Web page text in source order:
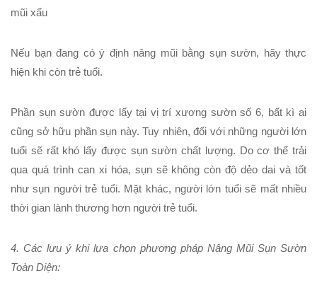
mũi xấu
Nếu bạn đang có ý định nâng mũi bằng sụn sườn, hãy thực
hiện khi còn trẻ tuổi.
Phần sụn sườn được lấy tại vị trí xương sườn số 6, bất kì ai
cũng sở hữu phần sụn này. Tuy nhiên, đối với những người lớn
tuổi sẽ rất khó lấy được sụn sườn chất lượng. Do cơ thể trải
qua quá trình can xi hóa, sụn sẽ không còn độ dẻo dai và tốt
như sụn người trẻ tuổi. Mặt khác, người lớn tuổi sẽ mất nhiều
thời gian lành thương hơn người trẻ tuổi.
4. Các lưu ý khi lựa chọn phương pháp Nâng Mũi Sụn Sườn
Toàn Diện: